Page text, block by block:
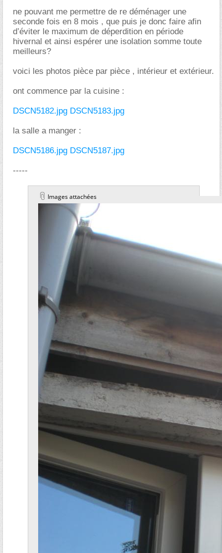
ne pouvant me permettre de re déménager une
seconde fois en 8 mois , que puis je donc faire afin
d’éviter le maximum de déperdition en période
hivernal et ainsi espérer une isolation somme toute
meilleurs?
voici les photos pièce par pièce , intérieur et extérieur.
ont commence par la cuisine :
DSCN5182.jpg DSCN5183.jpg
la salle a manger :
DSCN5186.jpg DSCN5187.jpg
-----
Images attachées